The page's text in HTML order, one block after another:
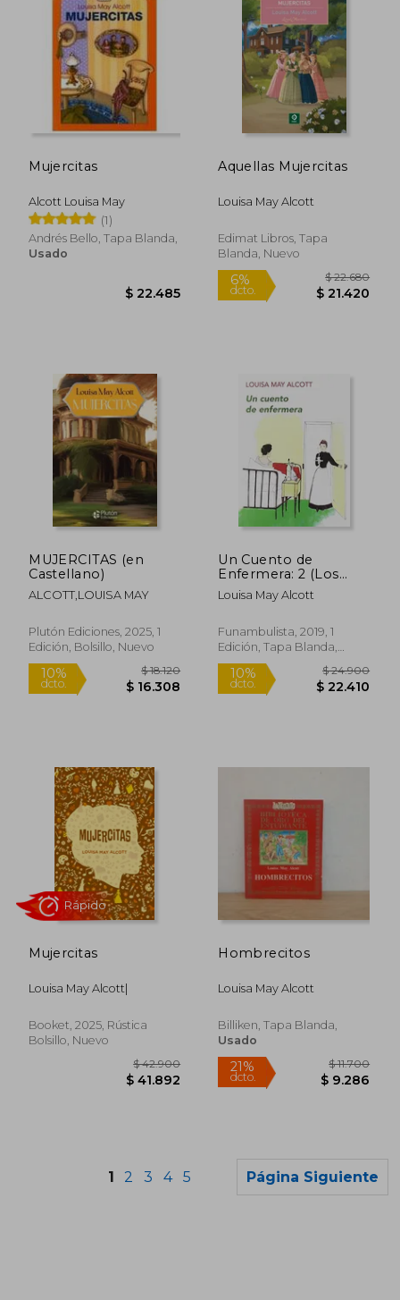
10%
dcto.
$ 17.000
$ 15.300
10%
dcto. $ 13.050
10%
dcto.
dcto.
Mujercitas
Alcott Louisa May
(1)
Andrés Bello, Tapa Blanda,
Usado
Aquellas Mujercitas
Louisa May Alcott
Edimat Libros, Tapa
Blanda, Nuevo
MUJERCITAS (en
Castellano)
ALCOTT,LOUISA MAY
Plutón Ediciones, 2025, 1
Edición, Bolsillo, Nuevo
Un Cuento de
Enfermera: 2 (Los
Imprescindibles)
Louisa May Alcott
Funambulista, 2019, 1
Edición, Tapa Blanda,
Nuevo
Mujercitas
Louisa May Alcott|
Booket, 2025, Rústica
Bolsillo, Nuevo
Hombrecitos
Louisa May Alcott
Billiken, Tapa Blanda,
Usado
1 2 3 4 5 Página Siguiente